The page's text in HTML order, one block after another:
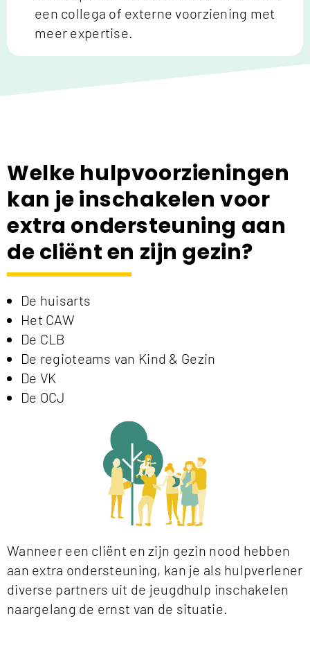
een collega of externe voorziening met
meer expertise.
Welke hulpvoorzieningen
kan je inschakelen voor
extra ondersteuning aan
de cliënt en zijn gezin?
De huisarts
Het CAW
De CLB
De regioteams van Kind & Gezin
De VK
De OCJ
Wanneer een cliënt en zijn gezin nood hebben
aan extra ondersteuning, kan je als hulpverlener
diverse partners uit de jeugdhulp inschakelen
naargelang de ernst van de situatie.